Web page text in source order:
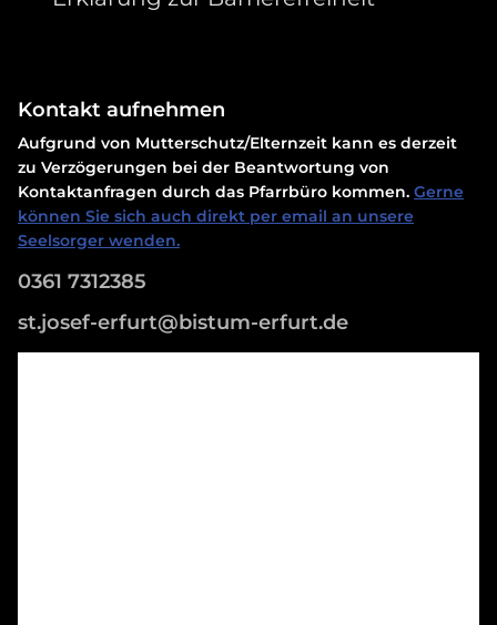
Kontakt aufnehmen
Aufgrund von Mutterschutz/Elternzeit kann es derzeit
zu Verzögerungen bei der Beantwortung von
Kontaktanfragen durch das Pfarrbüro kommen. Gerne
können Sie sich auch direkt per email an unsere
Seelsorger wenden.
0361 7312385
st.josef-erfurt@bistum-erfurt.de